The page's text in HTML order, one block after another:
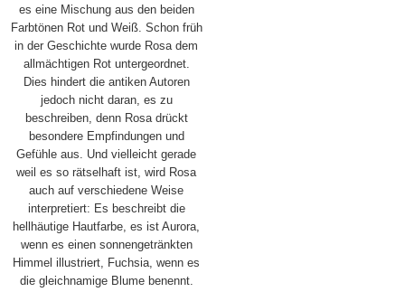
es eine Mischung aus den beiden
Farbtönen Rot und Weiß. Schon früh
in der Geschichte wurde Rosa dem
allmächtigen Rot untergeordnet.
Dies hindert die antiken Autoren
jedoch nicht daran, es zu
beschreiben, denn Rosa drückt
besondere Empfindungen und
Gefühle aus. Und vielleicht gerade
weil es so rätselhaft ist, wird Rosa
auch auf verschiedene Weise
interpretiert: Es beschreibt die
hellhäutige Hautfarbe, es ist Aurora,
wenn es einen sonnengetränkten
Himmel illustriert, Fuchsia, wenn es
die gleichnamige Blume benennt.